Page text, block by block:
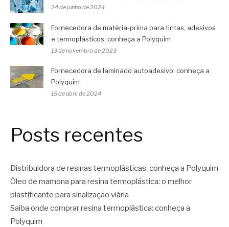
24 de junho de 2024
Fornecedora de matéria-prima para tintas, adesivos
e termoplásticos: conheça a Polyquim
13 de novembro de 2023
Fornecedora de laminado autoadesivo: conheça a
Polyquim
15 de abril de 2024
Posts recentes
Distribuidora de resinas termoplásticas: conheça a Polyquim
Óleo de mamona para resina termoplástica: o melhor
plastificante para sinalização viária
Saiba onde comprar resina termoplástica: conheça a
Polyquim